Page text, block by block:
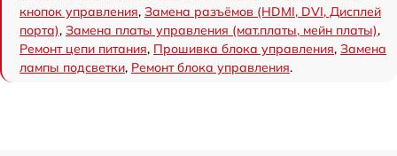
кнопок управления, Замена разъёмов (HDMI, DVI, Дисплей
порта), Замена платы управления (мат.платы, мейн платы),
Ремонт цепи питания, Прошивка блока управления, Замена
лампы подсветки, Ремонт блока управления.